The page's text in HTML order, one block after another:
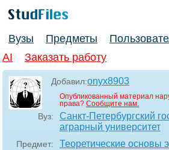
Вузы Предметы
AI
Заказать работу
Добавил:onyx8903
Опубликованный материал
права? Сообщите нам.
Вуз:
Санкт-Петербургский
аграрный университет
Предмет: Теоретические основы